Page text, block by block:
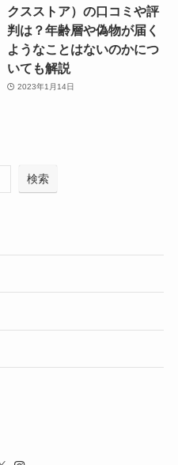
クスストア）の口コミや評
判は？年齢層や偽物が届く
ようなことはないのかにつ
いても解説
2023年1月14日
検索